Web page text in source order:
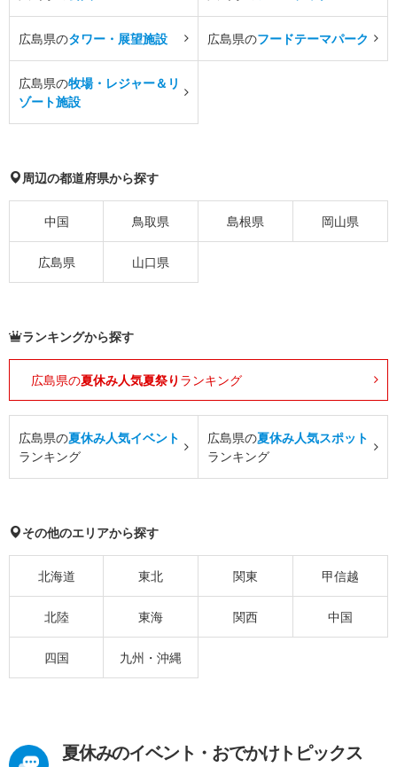
広島県のタワー・展望施設 広島県のフードテーマパーク
広島県の牧場・レジャー＆リ
ゾート施設
周辺の都道府県から探す
中国 鳥取県 島根県 岡山県
広島県 山口県
ランキングから探す
広島県の夏休み人気夏祭り ランキング
広島県の夏休み人気イベント
ランキング
広島県の夏休み人気スポット
ランキング
その他のエリアから探す
北海道 東北 関東 甲信越
北陸 東海 関西 中国
四国 九州・沖縄
夏休みのイベント・おでかけトピックス